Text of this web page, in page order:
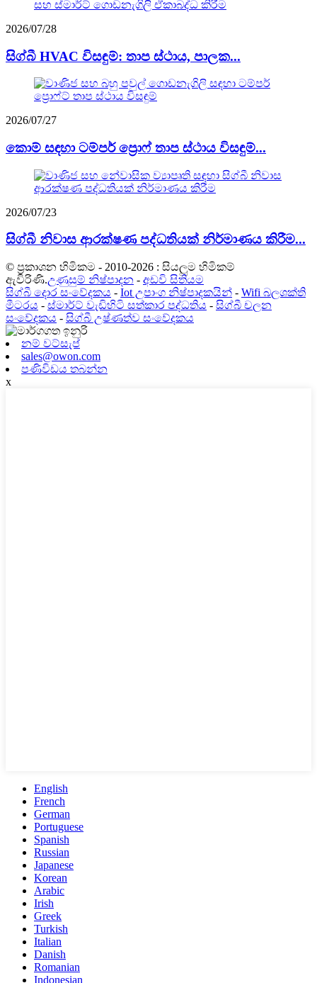
2026/07/28
සිග්බී HVAC විසඳුම්: තාප ස්ථාය, පාලක...
2026/07/27
කොම් සඳහා ටම්පර් ප්‍රොෆ් තාප ස්ථාය විසඳුම්...
2026/07/23
සිග්බී නිවාස ආරක්ෂණ පද්ධතියක් නිර්මාණය කිරීම...
© ප්‍රකාශන හිමිකම - 2010-2026 : සියලුම හිමිකම්
ඇවිරිණි.උණුසුම් නිෂ්පාදන - අඩවි සිතියම
සිග්බී දොර සංවේදකය - Iot උපාංග නිෂ්පාදකයින් - Wifi බලශක්ති
මීටරය - ස්මාර්ට් වැඩිහිටි සත්කාර පද්ධතිය - සිග්බී චලන
සංවේදකය - සිග්බී උෂ්ණත්ව සංවේදකය
නම් වට්සැප්
sales@owon.com
පණිවිඩය තබන්න
x
English
French
German
Portuguese
Spanish
Russian
Japanese
Korean
Arabic
Irish
Greek
Turkish
Italian
Danish
Romanian
Indonesian